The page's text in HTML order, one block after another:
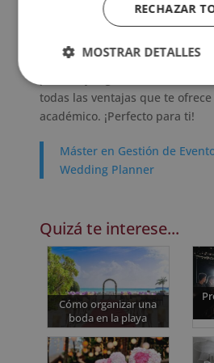
Y recuerda: si te apasiona la
nuestra formación en wedding
todas las ventajas que te
académico. ¡Perfecto para ti!
Máster en Gestión de
Wedding Planner
Quizá te interese...
Cómo organizar una
boda en la playa
RECHAZAR
MOSTRAR DETALLES